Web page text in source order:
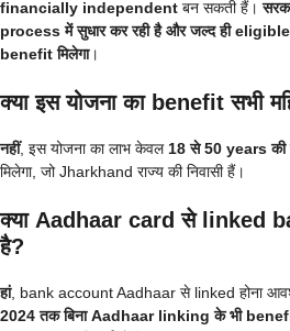
financially independent बन सकती हैं।
process में सुधार कर रही है और जल्द ही
benefit मिलेगा।
क्या इस योजना का benefit सभी
नहीं, इस योजना का लाभ केवल 18 से 50 years की
मिलेगा, जो Jharkhand राज्य की निवासी हैं।
क्या Aadhaar card से linked
है?
हां, bank account Aadhaar से linked होना
2024 तक बिना Aadhaar linking के भी